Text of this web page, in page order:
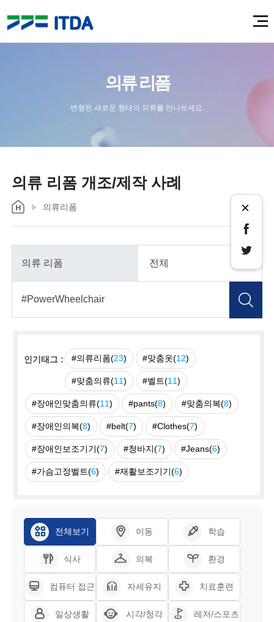
의류 리폼
변형된 새로운 형태의 의류를 만나보세요.
의류 리폼 개조/제작 사례
의류리폼 ×
인기태그 : #의류리폼(23) #맞춤옷(12)
#맞춤의류(11) #벨트(11)
#장애인맞춤의류(11) #pants(8) #맞춤의복(8)
#장애인의복(8) #belt(7) #Clothes(7)
#장애인보조기기(7) #청바지(7) #Jeans(6)
#가슴고정벨트(6) #재활보조기기(6)
전체보기 이동 학습
식사 의복 환경
컴퓨터 접근 자세유지 치료훈련
일상생활 시각/청각 레저/스포츠